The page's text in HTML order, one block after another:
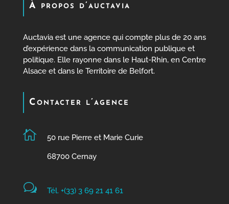
À propos d’auctavia
Auctavia est une agence qui compte plus de 20 ans
d’expérience dans la communication publique et
politique. Elle rayonne dans le Haut-Rhin, en Centre
Alsace et dans le Territoire de Belfort.
Contacter l’agence
 50 rue Pierre et Marie Curie
68700 Cernay
w Tél. +(33) 3 69 21 41 61